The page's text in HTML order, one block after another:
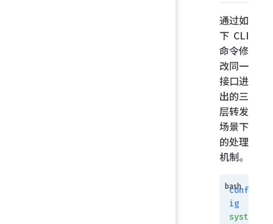
通过如
下 CLI
命令修
改同一
接口进
出的三
层转发
场景下
的处理
机制。
conf
ig
syst